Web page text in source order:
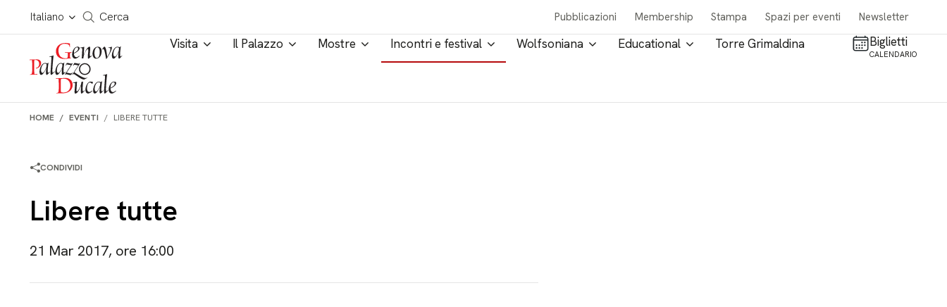
Salta al contenuto
Italiano
Cerca in tutto il sito
Cerca Pubblicazioni Membership Stampa Spazi per eventi Newsletter
Visita Il Palazzo Mostre Incontri e festival Wolfsoniana Educational Torre Grimaldina Biglietti
CALENDARIO
HOME EVENTI LIBERE TUTTE
CONDIVIDI
Libere tutte
21 Mar 2017, ore 16:00